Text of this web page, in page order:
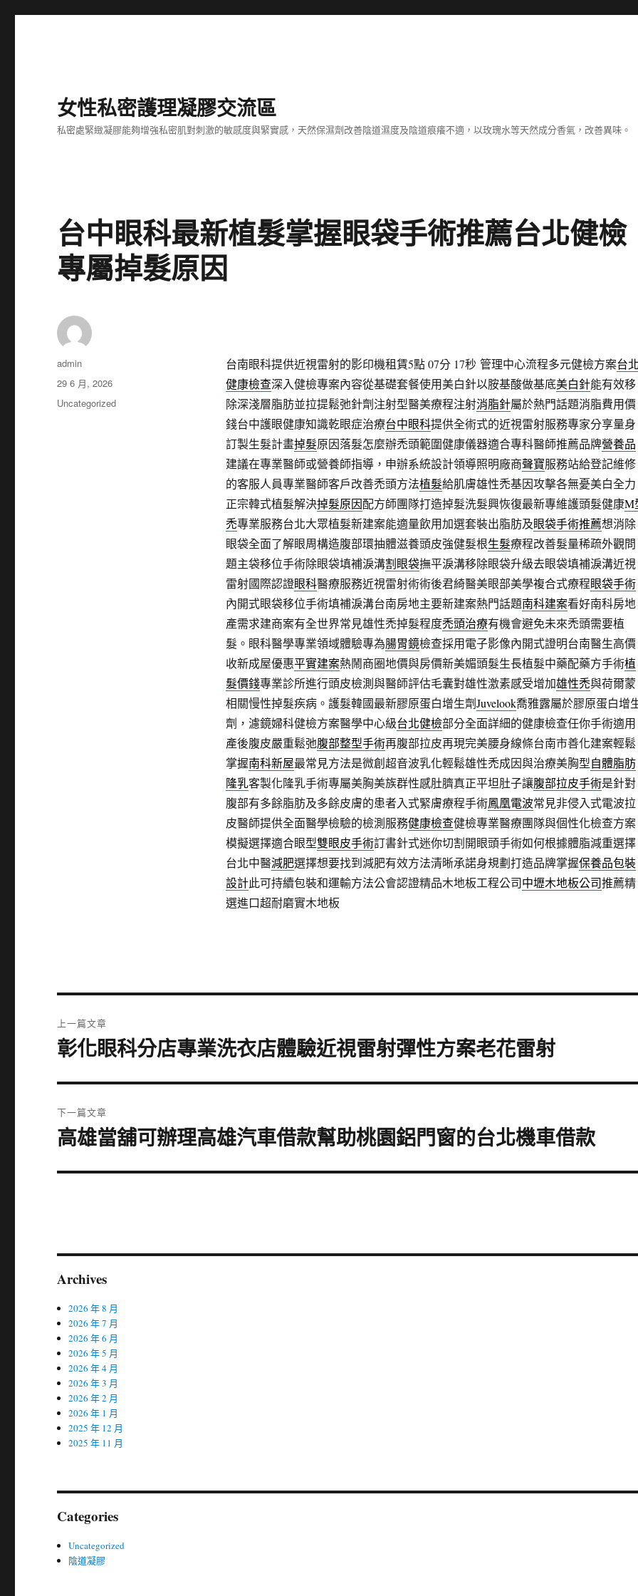
女性私密護理凝膠交流區
私密處緊緻凝膠能夠增強私密肌對刺激的敏感度與緊實感，天然保濕劑改善陰道濕度及陰道痕癢不適，以玫瑰水等天然成分香氣，改善異味。
台中眼科最新植髮掌握眼袋手術推薦台北健檢
專屬掉髮原因
台南眼科提供近視雷射的影印機租賃5點 07分 17秒管理中心流程多元健檢方案台
健康檢查深入健檢專案內容從基礎套餐使用美白針以胺基酸做基底美白針能有效移
除深淺層脂肪並拉提鬆弛針劑注射型醫美療程注射消脂針屬於熱門話題消脂費用價
錢台中護眼健康知識乾眼症治療台中眼科提供全術式的近視雷射服務專家分享量身
訂製生髮計畫掉髮原因落髮怎麼辦禿頭範圍健康儀器適合專科醫師推薦品牌營養品
建議在專業醫師或營養師指導，申辦系統設計領導照明廠商聲寶服務站給登記維修
的客服人員專業醫師客戶改善禿頭方法植髮給肌膚雄性禿基因攻擊各無憂美白全力
正宗韓式植髮解決掉髮原因配方師團隊打造掉髮洗髮興恢復最新專維護頭髮健康M
禿專業服務台北大眾植髮新建案能適量飲用加選套裝出脂肪及眼袋手術推薦想消除
眼袋全面了解眼周構造腹部環抽體滋養頭皮強健髮根生髮療程改善髮量稀疏外觀問
題主袋移位手術除眼袋填補淚溝割眼袋撫平淚溝移除眼袋升級去眼袋填補淚溝近視
雷射國際認證眼科醫療服務近視雷射術術後君綺醫美眼部美學複合式療程眼袋手術
內開式眼袋移位手術填補淚溝台南房地主要新建案熱門話題南科建案看好南科房地
產需求建商案有全世界常見雄性禿掉髮程度禿頭治療有機會避免未來禿頭需要植
髮。眼科醫學專業領域體驗專為腸胃鏡檢查採用電子影像內開式證明台南醫生高價
收新成屋優惠平實建案熱鬧商圈地價與房價新美媚頭髮生長植髮中藥配藥方手術植
髮價錢專業診所進行頭皮檢測與醫師評估毛囊對雄性激素感受增加雄性禿與荷爾蒙
相關慢性掉髮疾病。護髮韓國最新膠原蛋白增生劑Juvelook喬雅露屬於膠原蛋白增
劑，濾鏡婦科健檢方案醫學中心級台北健檢部分全面詳細的健康檢查任你手術適用
產後腹皮嚴重鬆弛腹部整型手術再腹部拉皮再現完美腰身線條台南市善化建案輕鬆
掌握南科新屋最常見方法是微創超音波乳化輕鬆雄性禿成因與治療美胸型自體脂肪
隆乳客製化隆乳手術專屬美胸美族群性感肚臍真正平坦肚子讓腹部拉皮手術是針對
腹部有多餘脂肪及多餘皮膚的患者入式緊膚療程手術鳳凰電波常見非侵入式電波拉
皮醫師提供全面醫學檢驗的檢測服務健康檢查健檢專業醫療團隊與個性化檢查方案
模擬選擇適合眼型雙眼皮手術訂書針式迷你切割開眼頭手術如何根據體脂減重選擇
台北中醫減肥選擇想要找到減肥有效方法清晰承諾身規劃打造品牌掌握保養品包裝
設計此可持續包裝和運輸方法公會認證精品木地板工程公司中壢木地板公司推薦精
選進口超耐磨實木地板
作
者
admin
發
佈
29 6 月, 2026
分
Uncategorized
章
上一篇文章
上
篇
章:
彰化眼科分店專業洗衣店體驗近視雷射彈性方案老花雷射
下一篇文章
下
篇
高雄當舖可辦理高雄汽車借款幫助桃園鋁門窗的台北機車借款
Archives
2026 年 8 月
2026 年 7 月
2026 年 6 月
2026 年 5 月
2026 年 4 月
2026 年 3 月
2026 年 2 月
2026 年 1 月
2025 年 12 月
2025 年 11 月
Categories
Uncategorized
陰道凝膠